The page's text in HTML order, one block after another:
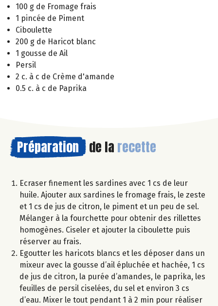
100 g de Fromage frais
1 pincée de Piment
Ciboulette
200 g de Haricot blanc
1 gousse de Ail
Persil
2 c. à c de Crème d'amande
0.5 c. à c de Paprika
Préparation de la recette
Ecraser finement les sardines avec 1 cs de leur
huile. Ajouter aux sardines le fromage frais, le zeste
et 1 cs de jus de citron, le piment et un peu de sel.
Mélanger à la fourchette pour obtenir des rillettes
homogènes. Ciseler et ajouter la ciboulette puis
réserver au frais.
Egoutter les haricots blancs et les déposer dans un
mixeur avec la gousse d’ail épluchée et hachée, 1 cs
de jus de citron, la purée d’amandes, le paprika, les
feuilles de persil ciselées, du sel et environ 3 cs
d’eau. Mixer le tout pendant 1 à 2 min pour réaliser